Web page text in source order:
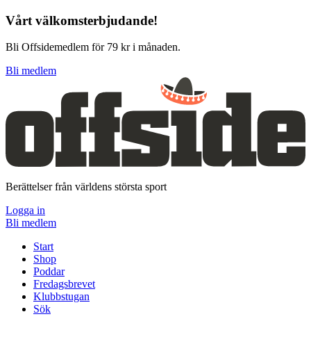
Vårt välkomsterbjudande!
Bli Offsidemedlem för 79 kr i månaden.
Bli medlem
Berättelser från världens största sport
Logga in
Bli medlem
Start
Shop
Poddar
Fredagsbrevet
Klubbstugan
Sök